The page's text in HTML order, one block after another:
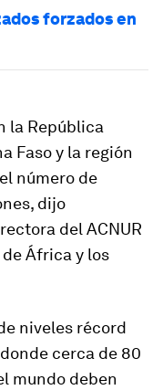
forzados en
la República
Faso y la región
número de
dijo
del ACNUR
África y los
niveles récord
cerca de 80
mundo deben